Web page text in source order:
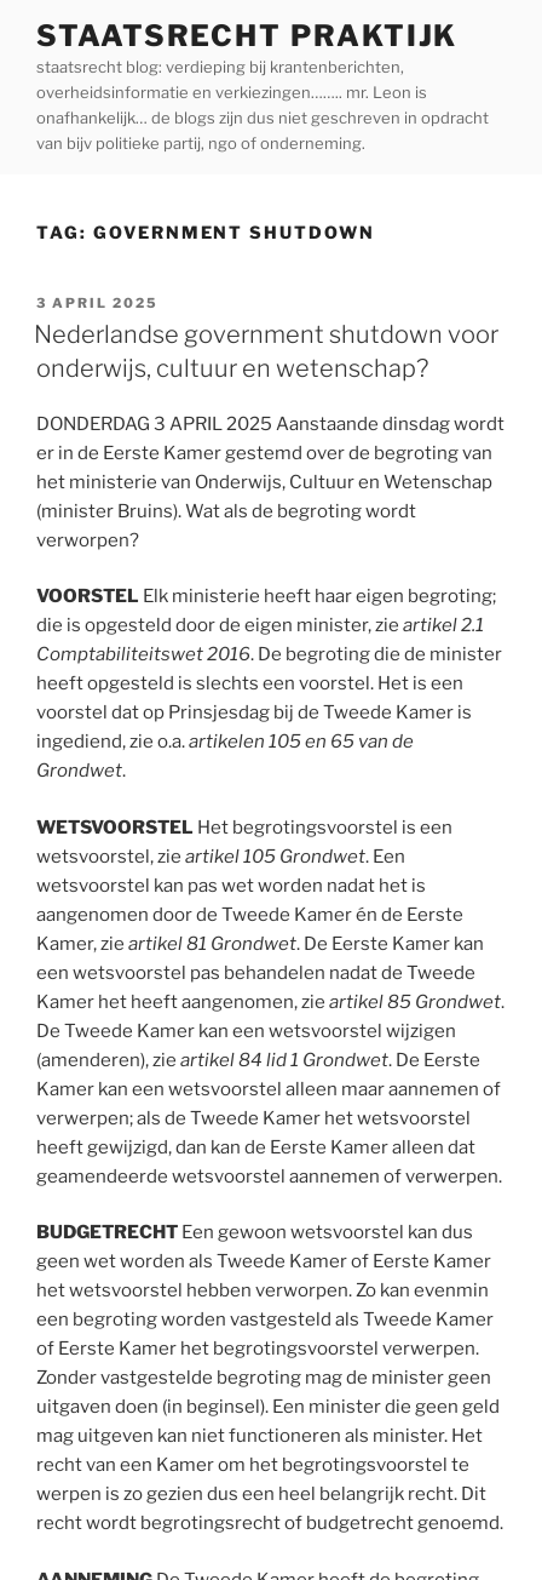
inhoud
STAATSRECHT PRAKTIJK
staatsrecht blog: verdieping bij krantenberichten,
overheidsinformatie en verkiezingen…….. mr. Leon is
onafhankelijk… de blogs zijn dus niet geschreven in opdracht
van bijv politieke partij, ngo of onderneming.
TAG: GOVERNMENT SHUTDOWN
GEPLAATST
OP
3 APRIL 2025
Nederlandse government shutdown voor
onderwijs, cultuur en wetenschap?
DONDERDAG 3 APRIL 2025 Aanstaande dinsdag wordt
er in de Eerste Kamer gestemd over de begroting van
het ministerie van Onderwijs, Cultuur en Wetenschap
(minister Bruins). Wat als de begroting wordt
verworpen?
VOORSTEL Elk ministerie heeft haar eigen begroting;
die is opgesteld door de eigen minister, zie artikel 2.1
Comptabiliteitswet 2016. De begroting die de minister
heeft opgesteld is slechts een voorstel. Het is een
voorstel dat op Prinsjesdag bij de Tweede Kamer is
ingediend, zie o.a.artikelen 105 en 65 van de
Grondwet.
WETSVOORSTEL Het begrotingsvoorstel is een
wetsvoorstel, zie artikel 105 Grondwet. Een
wetsvoorstel kan pas wet worden nadat het is
aangenomen door de Tweede Kamer én de Eerste
Kamer, zie artikel 81 Grondwet. De Eerste Kamer kan
een wetsvoorstel pas behandelen nadat de Tweede
Kamer het heeft aangenomen, zie artikel 85 Grondwet.
De Tweede Kamer kan een wetsvoorstel wijzigen
(amenderen), zie artikel 84 lid 1 Grondwet. De Eerste
Kamer kan een wetsvoorstel alleen maar aannemen of
verwerpen; als de Tweede Kamer het wetsvoorstel
heeft gewijzigd, dan kan de Eerste Kamer alleen dat
geamendeerde wetsvoorstel aannemen of verwerpen.
BUDGETRECHT Een gewoon wetsvoorstel kan dus
geen wet worden als Tweede Kamer of Eerste Kamer
het wetsvoorstel hebben verworpen. Zo kan evenmin
een begroting worden vastgesteld als Tweede Kamer
of Eerste Kamer het begrotingsvoorstel verwerpen.
Zonder vastgestelde begroting mag de minister geen
uitgaven doen (in beginsel). Een minister die geen geld
mag uitgeven kan niet functioneren als minister. Het
recht van een Kamer om het begrotingsvoorstel te
werpen is zo gezien dus een heel belangrijk recht. Dit
recht wordt begrotingsrecht of budgetrecht genoemd.